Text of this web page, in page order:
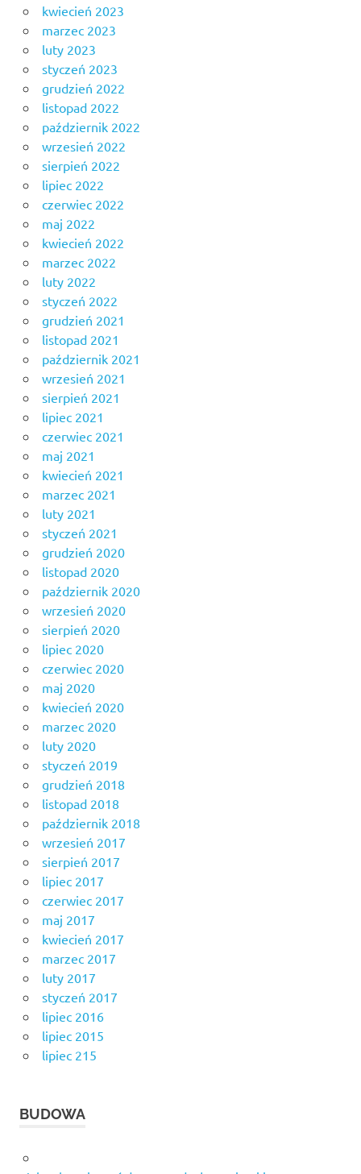
kwiecień 2023
marzec 2023
luty 2023
styczeń 2023
grudzień 2022
listopad 2022
październik 2022
wrzesień 2022
sierpień 2022
lipiec 2022
czerwiec 2022
maj 2022
kwiecień 2022
marzec 2022
luty 2022
styczeń 2022
grudzień 2021
listopad 2021
październik 2021
wrzesień 2021
sierpień 2021
lipiec 2021
czerwiec 2021
maj 2021
kwiecień 2021
marzec 2021
luty 2021
styczeń 2021
grudzień 2020
listopad 2020
październik 2020
wrzesień 2020
sierpień 2020
lipiec 2020
czerwiec 2020
maj 2020
kwiecień 2020
marzec 2020
luty 2020
styczeń 2019
grudzień 2018
listopad 2018
październik 2018
wrzesień 2017
sierpień 2017
lipiec 2017
czerwiec 2017
maj 2017
kwiecień 2017
marzec 2017
luty 2017
styczeń 2017
lipiec 2016
lipiec 2015
lipiec 215
BUDOWA